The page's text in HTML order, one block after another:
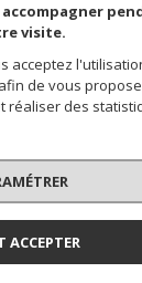
SAINTE
| Tous droits
Nos honoraires
visite.
acceptez
de vous
réaliser des
ACCEPTER